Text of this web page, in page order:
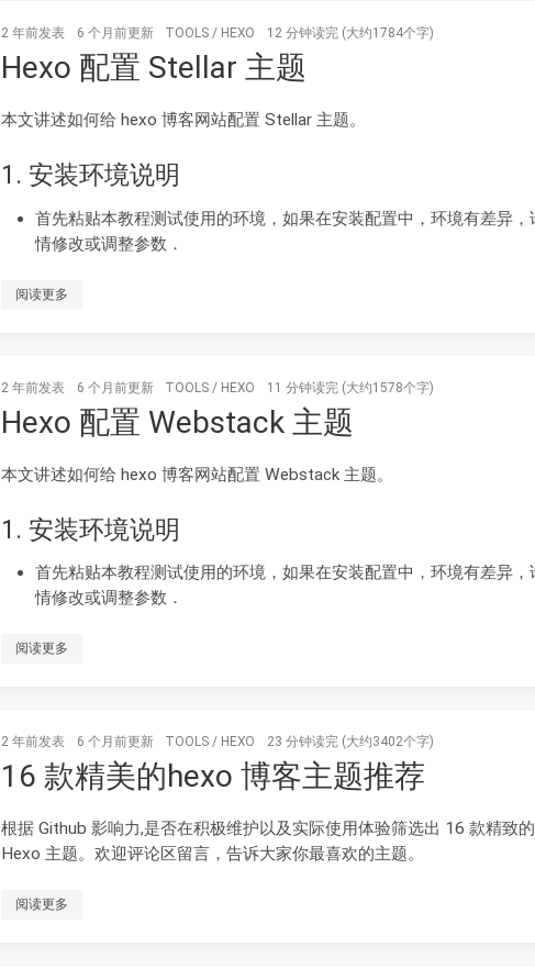
2 年前发表 6 个月前更新 TOOLS / HEXO 12 分钟读完 (大约1784个字)
Hexo 配置 Stellar 主题
本文讲述如何给 hexo 博客网站配置 Stellar 主题。
1. 安装环境说明
首先粘贴本教程测试使用的环境，如果在安装配置中，环境有差异，
情修改或调整参数．
阅读更多
2 年前发表 6 个月前更新 TOOLS / HEXO 11 分钟读完 (大约1578个字)
Hexo 配置 Webstack 主题
本文讲述如何给 hexo 博客网站配置 Webstack 主题。
1. 安装环境说明
首先粘贴本教程测试使用的环境，如果在安装配置中，环境有差异，
情修改或调整参数．
阅读更多
2 年前发表 6 个月前更新 TOOLS / HEXO 23 分钟读完 (大约3402个字)
16 款精美的hexo 博客主题推荐
根据 Github 影响力,是否在积极维护以及实际使用体验筛选出 16 款精致的
Hexo 主题。欢迎评论区留言，告诉大家你最喜欢的主题。
阅读更多